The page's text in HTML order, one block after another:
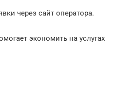
через сайт оператора.
экономить на услугах